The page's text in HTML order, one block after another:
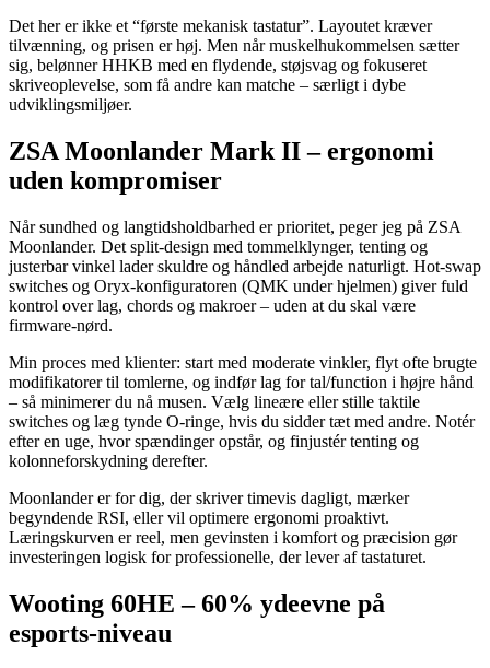
Det her er ikke et “første mekanisk tastatur”. Layoutet kræver
tilvænning, og prisen er høj. Men når muskelhukommelsen sætter
sig, belønner HHKB med en flydende, støjsvag og fokuseret
skriveoplevelse, som få andre kan matche – særligt i dybe
udviklingsmiljøer.
ZSA Moonlander Mark II – ergonomi
uden kompromiser
Når sundhed og langtidsholdbarhed er prioritet, peger jeg på ZSA
Moonlander. Det split‑design med tommelklynger, tenting og
justerbar vinkel lader skuldre og håndled arbejde naturligt. Hot‑swap
switches og Oryx‑konfiguratoren (QMK under hjelmen) giver fuld
kontrol over lag, chords og makroer – uden at du skal være
firmware‑nørd.
Min proces med klienter: start med moderate vinkler, flyt ofte brugte
modifikatorer til tomlerne, og indfør lag for tal/function i højre hånd
– så minimerer du nå musen. Vælg lineære eller stille taktile
switches og læg tynde O‑ringe, hvis du sidder tæt med andre. Notér
efter en uge, hvor spændinger opstår, og finjustér tenting og
kolonneforskydning derefter.
Moonlander er for dig, der skriver timevis dagligt, mærker
begyndende RSI, eller vil optimere ergonomi proaktivt.
Læringskurven er reel, men gevinsten i komfort og præcision gør
investeringen logisk for professionelle, der lever af tastaturet.
Wooting 60HE – 60% ydeevne på
esports‑niveau